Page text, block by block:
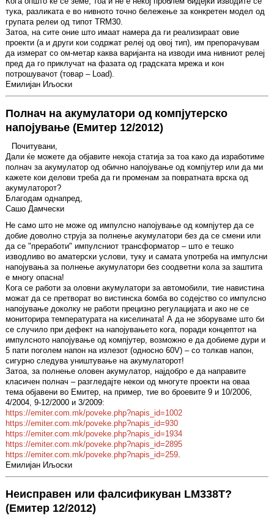
тука, разликата е во нивното точно бележење за конкретен модел од
групата релеи од типот TRM30.
Затоа, на сите оние што имаат намера да ги реализираат овие
проекти (а и други кои содржат релеј од овој тип), им препорачувам
да измерат со ом-метар каква варијанта на изводи има нивниот релеј
пред да го приклучат на фазата од градската мрежа и кон
потрошувачот (товар – Load).
Емилијан Иљоски
Полнач на акумулатори од компјутерско
напојување (Емитер 12/2012)
Почитувани,
Дали ќе можете да објавите некоја статија за тоа како да изработиме
полнач за акумулатор од обично напојување од компјутер или да ми
кажете кои делови треба да ги променам за повратната врска од
акумулаторот?
Благодам однапред,
Сашо Дамчески
Не само што не може од импулсно напојување од компјутер да се
добие доволно струја за полнење акумулатори без да се смени или
да се "преработи" импулсниот трансформатор – што е тешко
изводливо во аматерски услови, туку и самата употреба на импулсни
напојувања за полнење акумулатори без соодветни кола за заштита
е многу опасна!
Кога се работи за оловни акумулатори за автомобили, тие навистина
можат да се претворат во вистинска бомба во содејство со импулсно
напојување доколку не работи прецизно регулацијата и ако не се
мониторира температурата на киселината! А да не зборуваме што би
се случило при дефект на напојувањето кога, поради концептот на
импулсното напојување од компјутер, возможно е да добиеме дури и
5 пати поголем напон на излезот (односно 60V) – со толкав напон,
сигурно следува уништување на акумулаторот!
Затоа, за полнење оловен акумулатор, најдобро е да направите
класичен полнач – разгледајте некои од многуте проекти на оваа
тема објавени во Емитер, на пример, тие во броевите 9 и 10/2006,
4/2004, 9-12/2000 и 3/2009:
https://emiter.com.mk/poveke.php?napis_id=1002
https://emiter.com.mk/poveke.php?napis_id=930
https://emiter.com.mk/poveke.php?napis_id=1934
https://emiter.com.mk/poveke.php?napis_id=2895
https://emiter.com.mk/poveke.php?napis_id=259
Емилијан Иљоски
Неисправен или фалсификуван LM338T?
(Емитер 12/2012)